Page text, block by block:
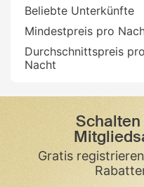
Beliebte Unterkünfte
Mindestpreis pro
Durchschnittspreis pro
Nacht
Schalten
Gratis